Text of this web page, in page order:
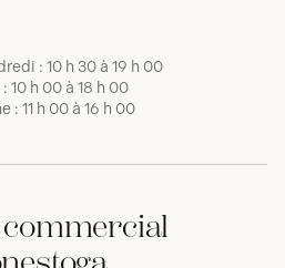
: 10 h 30 à 19 h 00
10 h 00 à 18 h 00
: 11 h 00 à 16 h 00